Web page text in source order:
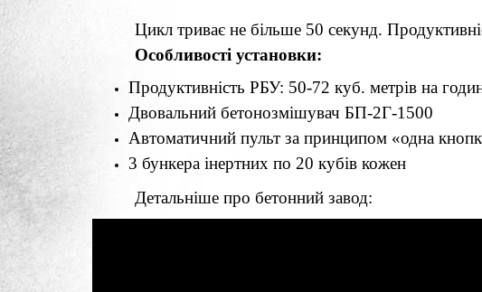
Цикл триває не більше 50 секунд.
Особливості установки:
Продуктивність РБУ: 50-72 куб. метрів на
Двовальний бетонозмішувач БП-2Г-1500
Автоматичний пульт за принципом «одна
3 бункера інертних по 20 кубів кожен
Детальніше про бетонний завод: